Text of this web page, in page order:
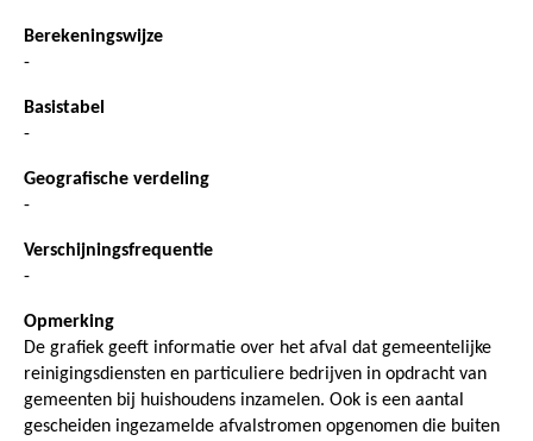
Berekeningswijze
-
Basistabel
-
Geografische verdeling
-
Verschijningsfrequentie
-
Opmerking
De grafiek geeft informatie over het afval dat gemeentelijke
reinigingsdiensten en particuliere bedrijven in opdracht van
gemeenten bij huishoudens inzamelen. Ook is een aantal
gescheiden ingezamelde afvalstromen opgenomen die buiten